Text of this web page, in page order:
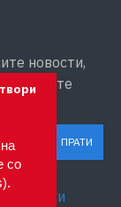
со
новости,
добивате
ПРАТИ